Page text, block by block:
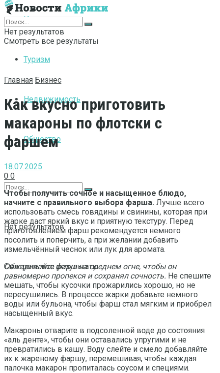
Интернет
Туризм
Недвижимость
Общество
Нет результатов
Смотреть все результаты
Нет результатов
Смотреть все результаты
Главная Бизнес
Как вкусно приготовить
макароны по флотски с
фаршем
18.07.2025
0 0
Чтобы получить сочное и насыщенное блюдо,
начните с правильного выбора фарша. Лучше всего
использовать смесь говядины и свинины, которая при
жарке даст яркий вкус и приятную текстуру. Перед
приготовлением фарш рекомендуется немного
посолить и поперчить, а при желании добавить
измельчённый чеснок или лук для аромата.
Обжаривайте фарш на среднем огне, чтобы он
равномерно пропекся и сохранял сочность. Не спешите
мешать, чтобы кусочки прожарились хорошо, но не
пересушились. В процессе жарки добавьте немного
воды или бульона, чтобы фарш стал мягким и приобрёл
насыщенный вкус.
Макароны отварите в подсоленной воде до состояния
«аль денте», чтобы они оставались упругими и не
превратились в кашу. Воду слейте и смело добавляйте
их к жареному фаршу, перемешивая, чтобы каждая
палочка макарон пропиталась соусом и специями.